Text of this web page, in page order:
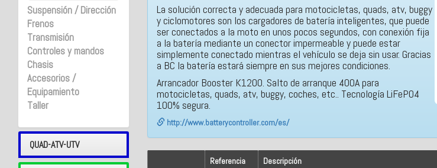
Suspensión / Dirección
Frenos
Transmisión
Controles y mandos
Chasis
Accesorios /
Equipamiento
Taller
QUAD-ATV-UTV
La solución correcta y adecuada para motocicletas, quads, atv, buggy
y ciclomotores son los cargadores de batería inteligentes, que puede
ser conectados a la moto en unos pocos segundos, con conexión fija
a la batería mediante un conector impermeable y puede estar
simplemente conectado mientras el vehículo se deja sin usar. Gracias
a BC la batería estará siempre en sus mejores condiciones.
Arrancador Booster K1200. Salto de arranque 400A para
motocicletas, quads, atv, buggy, coches, etc.. Tecnología LiFePO4
100% segura.
http://www.batterycontroller.com/es/
Referencia Descripción